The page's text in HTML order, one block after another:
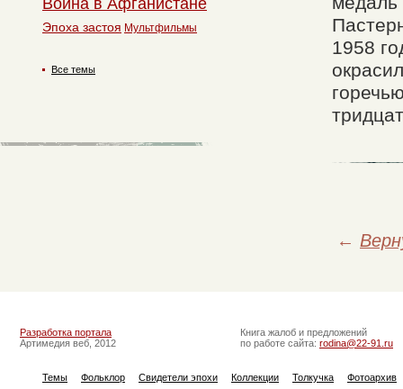
1958
←
Война в Афганистане
Эпоха застоя Мультфильмы
Все темы
Разработка портала
Артимедия веб, 2012
Книга жалоб и предложений
по работе сайта: rodina@22-91.ru
Темы Фольклор Свидетели эпохи Коллекции Толкучка Фотоархив